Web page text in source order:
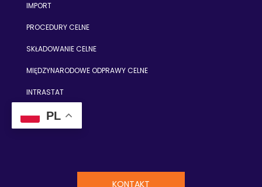
IMPORT
PROCEDURY CELNE
SKŁADOWANIE CELNE
MIĘDZYNARODOWE ODPRAWY CELNE
INTRASTAT
KONTAKT
PL